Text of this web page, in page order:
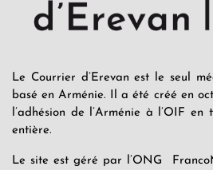
Le Courrier d’Erevan est le seul
basé en Arménie. Il a été créé en
l’adhésion de l’Arménie à l’OIF
entière.
Le site est géré par l’ONG